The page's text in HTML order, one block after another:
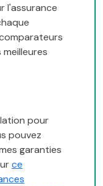
l'assurance
pour
pouvez
garanties
ce